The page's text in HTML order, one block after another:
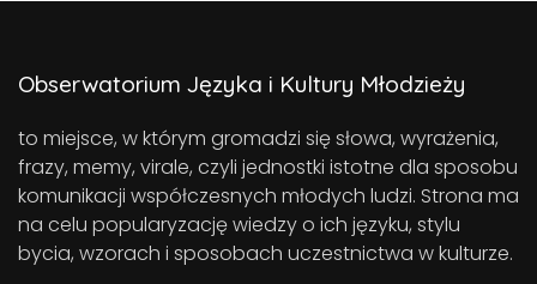
Obserwatorium Języka i Kultury Młodzieży
to miejsce, w którym gromadzi się słowa, wyrażenia,
frazy, memy, virale, czyli jednostki istotne dla sposobu
komunikacji współczesnych młodych ludzi. Strona ma
na celu popularyzację wiedzy o ich języku, stylu
bycia, wzorach i sposobach uczestnictwa w kulturze.